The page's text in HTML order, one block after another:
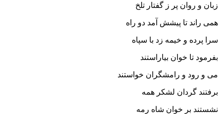
زبان و روان پر ز گفتار تلخ‏
همى راند تا پیشش آمد دو راه
سرا پرده و خیمه زد با سپاه‏
بفرمود تا خوان بیاراستند
مى و رود و رامشگران خواستند
برفتند گردان لشکر همه
نشستند بر خوان شاه رمه‏